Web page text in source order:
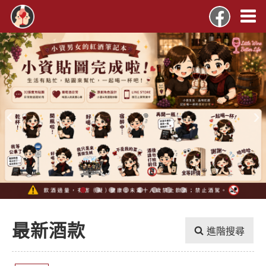
‹ ›
最新酒款 進階搜尋